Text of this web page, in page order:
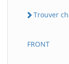
Trouver
FRONT